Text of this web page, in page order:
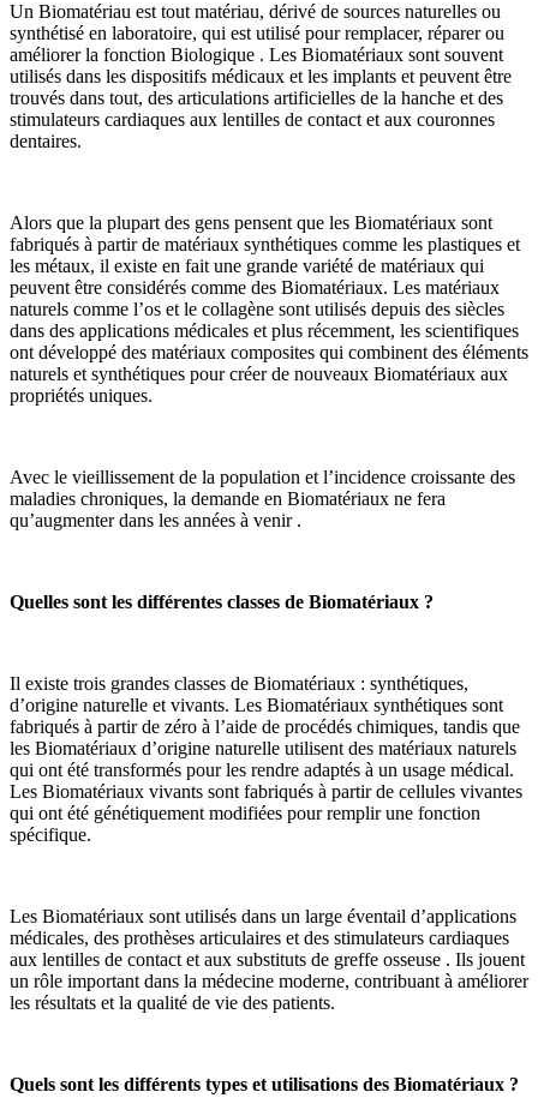
Un Biomatériau est tout matériau, dérivé de sources naturelles ou
synthétisé en laboratoire, qui est utilisé pour remplacer, réparer ou
améliorer la fonction Biologique . Les Biomatériaux sont souvent
utilisés dans les dispositifs médicaux et les implants et peuvent être
trouvés dans tout, des articulations artificielles de la hanche et des
stimulateurs cardiaques aux lentilles de contact et aux couronnes
dentaires.
Alors que la plupart des gens pensent que les Biomatériaux sont
fabriqués à partir de matériaux synthétiques comme les plastiques et
les métaux, il existe en fait une grande variété de matériaux qui
peuvent être considérés comme des Biomatériaux. Les matériaux
naturels comme l’os et le collagène sont utilisés depuis des siècles
dans des applications médicales et plus récemment, les scientifiques
ont développé des matériaux composites qui combinent des éléments
naturels et synthétiques pour créer de nouveaux Biomatériaux aux
propriétés uniques.
Avec le vieillissement de la population et l’incidence croissante des
maladies chroniques, la demande en Biomatériaux ne fera
qu’augmenter dans les années à venir .
Quelles sont les différentes classes de Biomatériaux ?
Il existe trois grandes classes de Biomatériaux : synthétiques,
d’origine naturelle et vivants. Les Biomatériaux synthétiques sont
fabriqués à partir de zéro à l’aide de procédés chimiques, tandis que
les Biomatériaux d’origine naturelle utilisent des matériaux naturels
qui ont été transformés pour les rendre adaptés à un usage médical.
Les Biomatériaux vivants sont fabriqués à partir de cellules vivantes
qui ont été génétiquement modifiées pour remplir une fonction
spécifique.
Les Biomatériaux sont utilisés dans un large éventail d’applications
médicales, des prothèses articulaires et des stimulateurs cardiaques
aux lentilles de contact et aux substituts de greffe osseuse . Ils jouent
un rôle important dans la médecine moderne, contribuant à améliorer
les résultats et la qualité de vie des patients.
Quels sont les différents types et utilisations des Biomatériaux ?